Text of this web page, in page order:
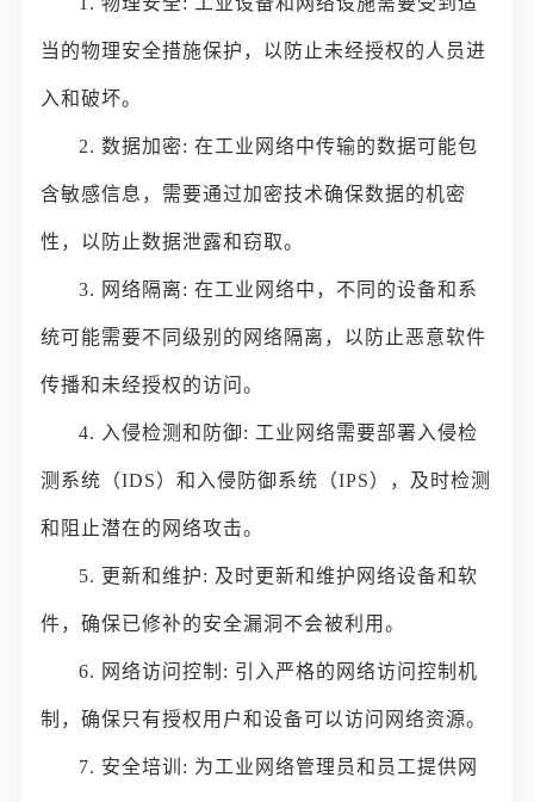
当的物理安全措施保护，以防止未经授权的人员进
入和破坏。
2. 数据加密: 在工业网络中传输的数据可能包
含敏感信息，需要通过加密技术确保数据的机密
性，以防止数据泄露和窃取。
3. 网络隔离: 在工业网络中，不同的设备和系
统可能需要不同级别的网络隔离，以防止恶意软件
传播和未经授权的访问。
4. 入侵检测和防御: 工业网络需要部署入侵检
测系统（IDS）和入侵防御系统（IPS），及时检测
和阻止潜在的网络攻击。
5. 更新和维护: 及时更新和维护网络设备和软
件，确保已修补的安全漏洞不会被利用。
6. 网络访问控制: 引入严格的网络访问控制机
制，确保只有授权用户和设备可以访问网络资源。
7. 安全培训: 为工业网络管理员和员工提供网